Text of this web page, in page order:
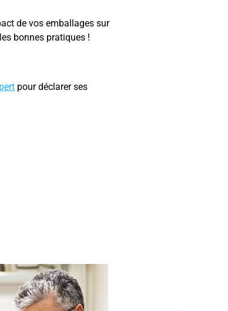
de vos emballages sur
les bonnes pratiques !
pour déclarer ses